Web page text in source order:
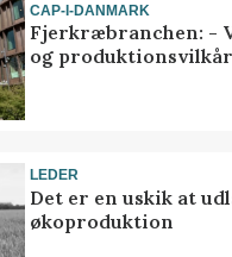
CAP-I-DANMARK
Fjerkræbranchen: -
og produktionsvilkår
LEDER
Det er en uskik at
økoproduktion